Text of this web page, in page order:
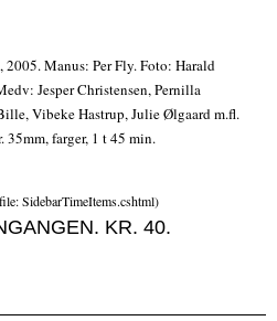
2005. Manus: Per Fly. Foto: Harald
Jesper Christensen, Pernilla
Vibeke Hastrup, Julie Ølgaard m.fl.
35mm, farger, 1 t 45 min.
SidebarTimeItems.cshtml)
KR. 40.